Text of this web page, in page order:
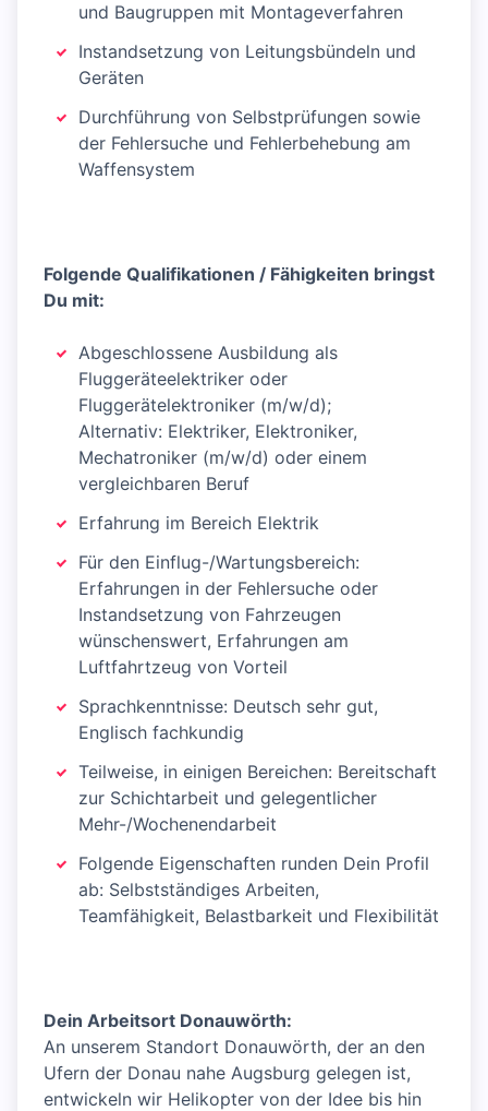
und Baugruppen mit Montageverfahren
Instandsetzung von Leitungsbündeln und
Geräten
Durchführung von Selbstprüfungen sowie
der Fehlersuche und Fehlerbehebung am
Waffensystem
Folgende Qualifikationen / Fähigkeiten bringst
Du mit:
Abgeschlossene Ausbildung als
Fluggeräteelektriker oder
Fluggerätelektroniker (m/w/d);
Alternativ: Elektriker, Elektroniker,
Mechatroniker (m/w/d) oder einem
vergleichbaren Beruf
Erfahrung im Bereich Elektrik
Für den Einflug-/Wartungsbereich:
Erfahrungen in der Fehlersuche oder
Instandsetzung von Fahrzeugen
wünschenswert, Erfahrungen am
Luftfahrtzeug von Vorteil
Sprachkenntnisse: Deutsch sehr gut,
Englisch fachkundig
Teilweise, in einigen Bereichen: Bereitschaft
zur Schichtarbeit und gelegentlicher
Mehr-/Wochenendarbeit
Folgende Eigenschaften runden Dein Profil
ab: Selbstständiges Arbeiten,
Teamfähigkeit, Belastbarkeit und Flexibilität
Dein Arbeitsort Donauwörth:
An unserem Standort Donauwörth, der an den
Ufern der Donau nahe Augsburg gelegen ist,
entwickeln wir Helikopter von der Idee bis hin